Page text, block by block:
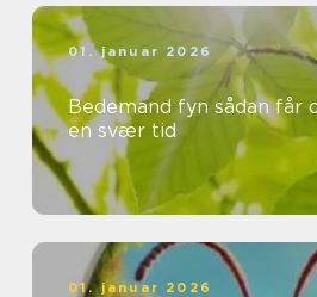
01. januar 2026
Bedemand fyn sådan får du tryg hjælp i
en svær tid
01. januar 2026